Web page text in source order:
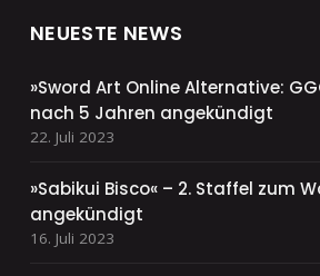
NEUESTE NEWS
»Sword Art Online Alternative:
nach 5 Jahren angekündigt
22. Juli 2023
»Sabikui Bisco« – 2. Staffel zum
angekündigt
16. Juli 2023